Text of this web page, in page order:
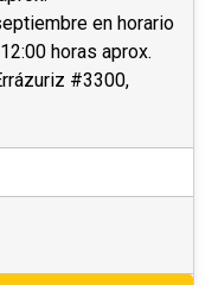
en horario
horas aprox.
#3300,